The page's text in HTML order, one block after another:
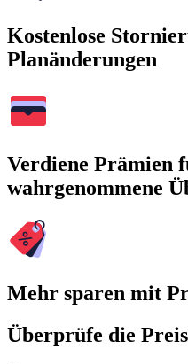
Kostenlose
Planänderungen
Verdiene Prämien
wahrgenommene
Mehr sparen mit
Überprüfe die